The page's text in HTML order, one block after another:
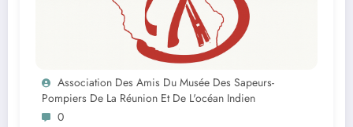
Association Des Amis Du Musée Des Sapeurs-
Pompiers De La Réunion Et De L'océan Indien
0